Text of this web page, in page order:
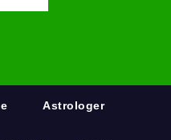
Astrologer